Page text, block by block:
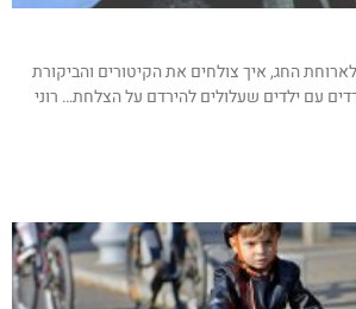
החג, איך צולחים את הקיטורים והביקורת
עם ילדים שעלולים להירדם על הצלחת… רוני